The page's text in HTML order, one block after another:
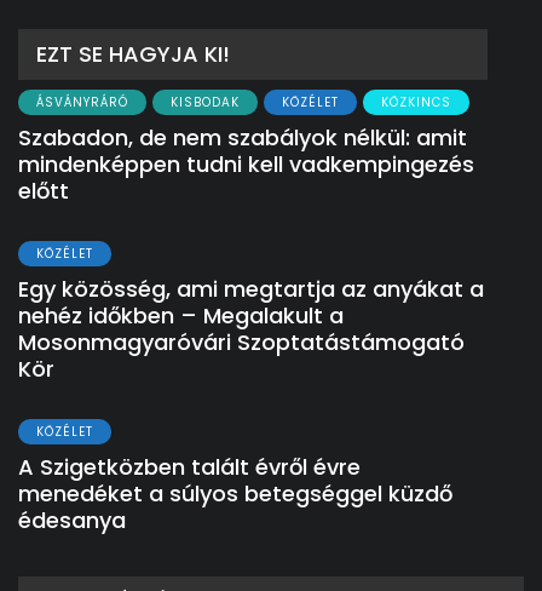
EZT SE HAGYJA KI!
ÁSVÁNYRÁRÓ KISBODAK KÖZÉLET KÖZKINCS
Szabadon, de nem szabályok nélkül: amit
mindenképpen tudni kell vadkempingezés
előtt
KÖZÉLET
Egy közösség, ami megtartja az anyákat a
nehéz időkben – Megalakult a
Mosonmagyaróvári Szoptatástámogató
Kör
KÖZÉLET
A Szigetközben talált évről évre
menedéket a súlyos betegséggel küzdő
édesanya